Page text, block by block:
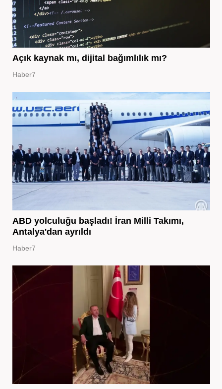
Açık kaynak mı, dijital bağımlılık mı?
Haber7
ABD yolculuğu başladı! İran Milli Takımı,
Antalya'dan ayrıldı
Haber7